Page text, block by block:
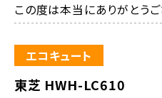
この度は本当にありがとう
エコキュート
東芝 HWH-LC610